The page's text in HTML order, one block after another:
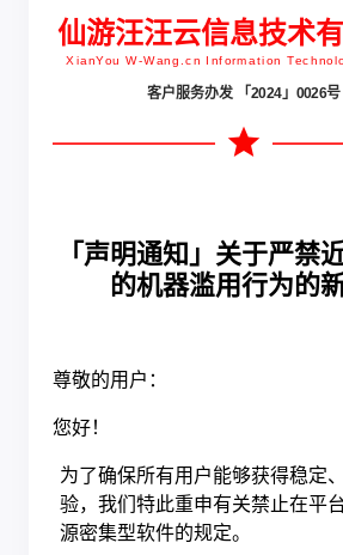
仙游汪汪云信息技术
XianYou W-Wang.cn Information
客户服务办发 「2024」0026号
「声明通知」关于严禁
的机器滥用行为的
尊敬的用户：
您好！
为了确保所有用户能够获得稳定
验，我们特此重申有关禁止在平
源密集型软件的规定。